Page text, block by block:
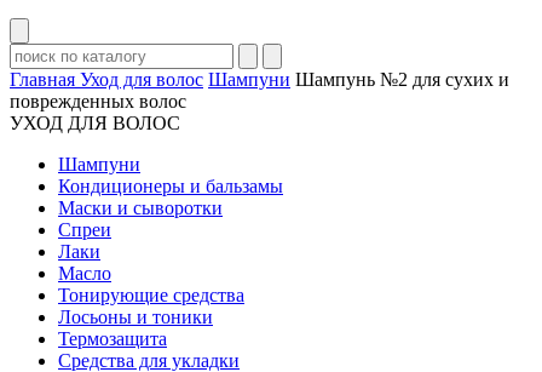
Главная Уход для волос Шампуни Шампунь №2 для сухих и
поврежденных волос
УХОД ДЛЯ ВОЛОС
Шампуни
Кондиционеры и бальзамы
Маски и сыворотки
Спреи
Лаки
Масло
Тонирующие средства
Лосьоны и тоники
Термозащита
Средства для укладки